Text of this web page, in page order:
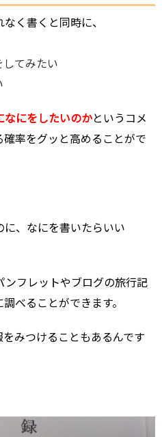
く書くと同時に、
してみたい
なにをしたいのかというコメ
確率をグッと高めることがで
に、なにを書いたらいい
ンフレットやブログの旅行記
べることができます。
みつけることもあるんです